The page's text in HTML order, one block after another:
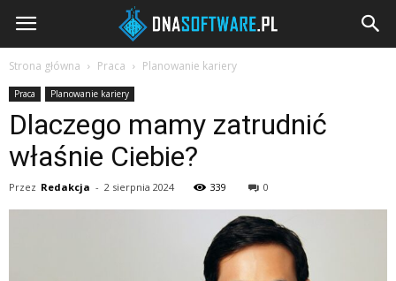
DNAsoftware.pl
Strona główna Praca Planowanie kariery
Praca Planowanie kariery
Dlaczego mamy zatrudnić
właśnie Ciebie?
Przez Redakcja - 2 sierpnia 2024 339 0